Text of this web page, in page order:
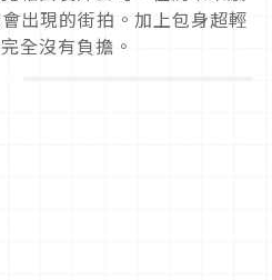
出現的街拍。加上包身超輕
全沒有負擔。